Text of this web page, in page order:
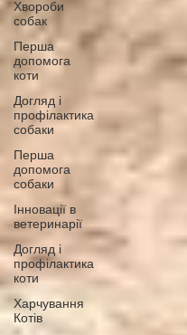
Хвороби
собак
Перша
допомога
коти
Догляд і
профілактика
собаки
Перша
допомога
собаки
Інновації в
ветеринарії
Догляд і
профілактика
коти
Харчування
Котів